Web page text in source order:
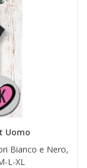
Uomo
Bianco e Nero,
L-XL